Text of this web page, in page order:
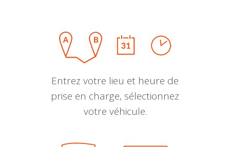
Entrez votre lieu et heure de
prise en charge, sélectionnez
votre véhicule.